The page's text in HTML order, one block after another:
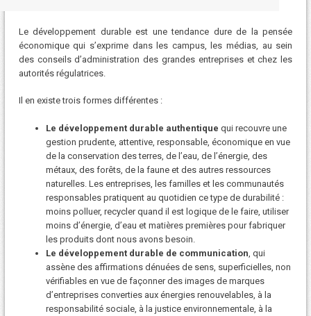
Le développement durable est une tendance dure de la pensée
économique qui s’exprime dans les campus, les médias, au sein
des conseils d’administration des grandes entreprises et chez les
autorités régulatrices.
Il en existe trois formes différentes :
Le développement durable authentique qui recouvre une
gestion prudente, attentive, responsable, économique en vue
de la conservation des terres, de l’eau, de l’énergie, des
métaux, des forêts, de la faune et des autres ressources
naturelles. Les entreprises, les familles et les communautés
responsables pratiquent au quotidien ce type de durabilité :
moins polluer, recycler quand il est logique de le faire, utiliser
moins d’énergie, d’eau et matières premières pour fabriquer
les produits dont nous avons besoin.
Le développement durable de communication , qui
assène des affirmations dénuées de sens, superficielles, non
vérifiables en vue de façonner des images de marques
d’entreprises converties aux énergies renouvelables, à la
responsabilité sociale, à la justice environnementale, à la